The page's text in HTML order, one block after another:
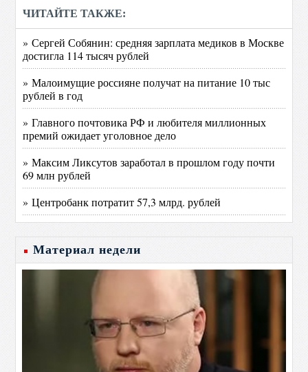
ЧИТАЙТЕ ТАКЖЕ:
» Сергей Собянин: средняя зарплата медиков в Москве
достигла 114 тысяч рублей
» Малоимущие россияне получат на питание 10 тыс
рублей в год
» Главного почтовика РФ и любителя миллионных
премий ожидает уголовное дело
» Максим Ликсутов заработал в прошлом году почти
69 млн рублей
» Центробанк потратит 57,3 млрд. рублей
Материал недели